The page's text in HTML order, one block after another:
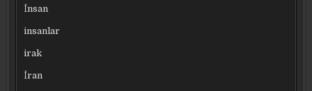
İnsan
insanlar
irak
İran